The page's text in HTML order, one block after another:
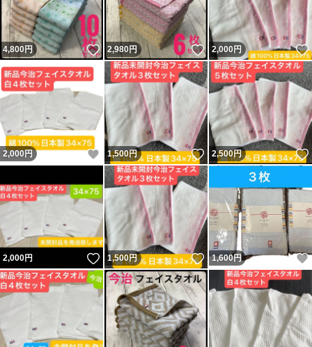
4,800円 いいね！
2,980円 いいね！
2,000円
2,000円 いいね！
1,500円 いいね！
2,500円
2,000円 いいね！
1,500円 いいね！
1,600円